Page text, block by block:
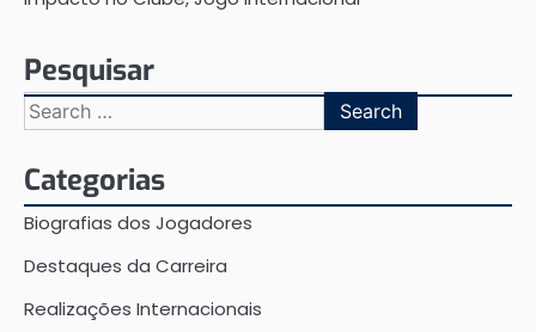
Pesquisar
Search
for:
Categorias
Biografias dos Jogadores
Destaques da Carreira
Realizações Internacionais